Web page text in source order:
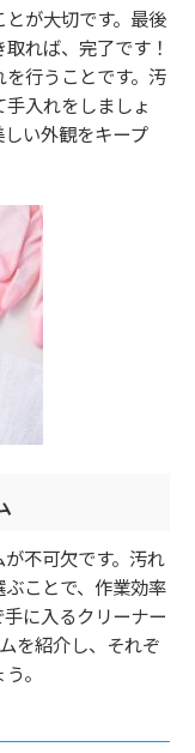
が大切です。最後
れば、完了です！
行うことです。汚
入れをしましょ
い外観をキープ
不可欠です。汚れ
ことで、作業効率
に入るクリーナー
を紹介し、それぞ
。